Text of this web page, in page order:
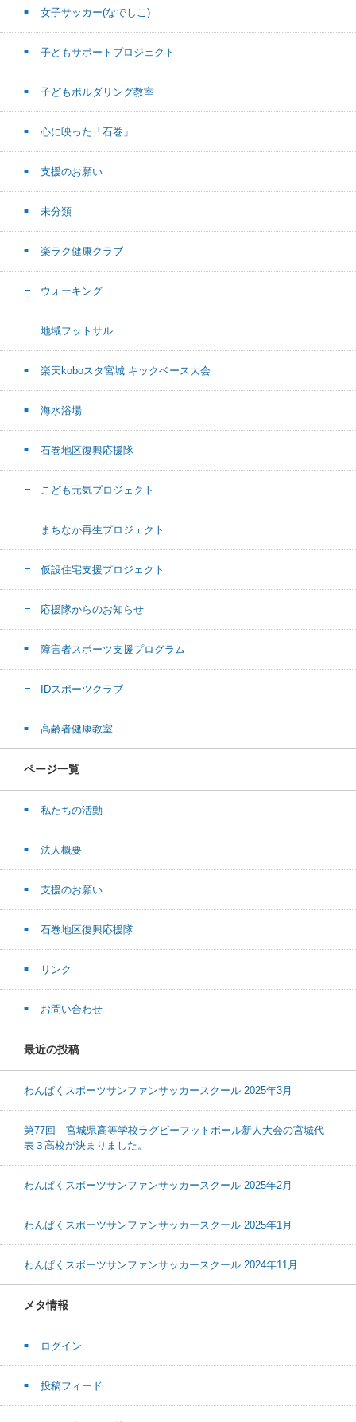
女子サッカー(なでしこ)
子どもサポートプロジェクト
子どもボルダリング教室
心に映った「石巻」
支援のお願い
未分類
楽ラク健康クラブ
ウォーキング
地域フットサル
楽天koboスタ宮城 キックベース大会
海水浴場
石巻地区復興応援隊
こども元気プロジェクト
まちなか再生プロジェクト
仮設住宅支援プロジェクト
応援隊からのお知らせ
障害者スポーツ支援プログラム
IDスポーツクラブ
高齢者健康教室
ページ一覧
私たちの活動
法人概要
支援のお願い
石巻地区復興応援隊
リンク
お問い合わせ
最近の投稿
わんぱくスポーツサンファンサッカースクール 2025年3月
第77回 宮城県高等学校ラグビーフットボール新人大会の宮城代
表３高校が決まりました。
わんぱくスポーツサンファンサッカースクール 2025年2月
わんぱくスポーツサンファンサッカースクール 2025年1月
わんぱくスポーツサンファンサッカースクール 2024年11月
メタ情報
ログイン
投稿フィード